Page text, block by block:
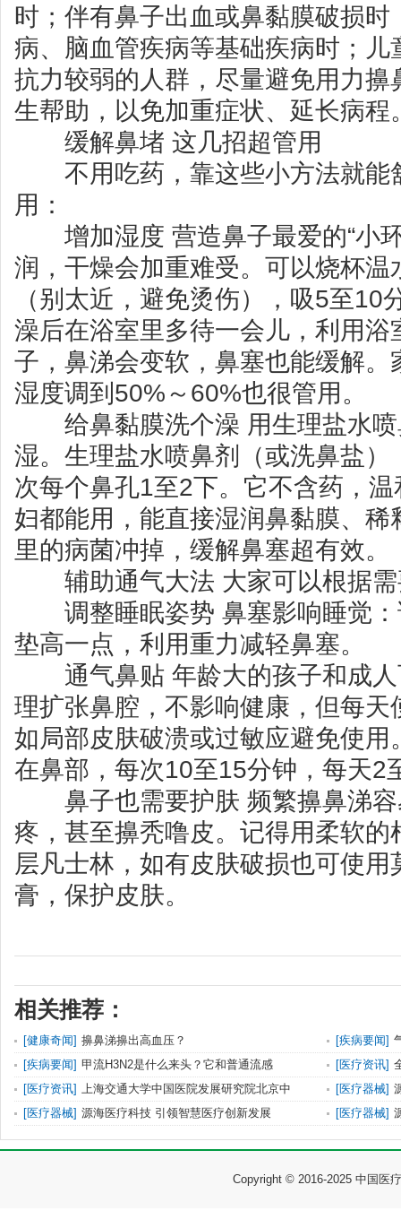
时；伴有鼻子出血或鼻黏膜破损时
病、脑血管疾病等基础疾病时；儿
抗力较弱的人群，尽量避免用力擤
生帮助，以免加重症状、延长病程
缓解鼻堵 这几招超管用
不用吃药，靠这些小方法就能
用：
增加湿度 营造鼻子最爱的“小环
润，干燥会加重难受。可以烧杯温
（别太近，避免烫伤），吸5至10
澡后在浴室里多待一会儿，利用浴
子，鼻涕会变软，鼻塞也能缓解。
湿度调到50%～60%也很管用。
给鼻黏膜洗个澡 用生理盐水喷
湿。生理盐水喷鼻剂（或洗鼻盐
次每个鼻孔1至2下。它不含药，
妇都能用，能直接湿润鼻黏膜、
里的病菌冲掉，缓解鼻塞超有效。
辅助通气大法 大家可以根据需
调整睡眠姿势 鼻塞影响睡觉：
垫高一点，利用重力减轻鼻塞。
通气鼻贴 年龄大的孩子和成人
理扩张鼻腔，不影响健康，但每
如局部皮肤破溃或过敏应避免使用
在鼻部，每次10至15分钟，每天2
鼻子也需要护肤 频繁擤鼻涕容
疼，甚至擤秃噜皮。记得用柔软的
层凡士林，如有皮肤破损也可使
膏，保护皮肤。
相关推荐：
[健康奇闻] 擤鼻涕擤出高血压？ [疾病要闻]
[疾病要闻] 甲流H3N2是什么来头？它和普通流感 [医疗资讯]
[医疗资讯] 上海交通大学中国医院发展研究院北京中 [医疗器械]
[医疗器械] 源海医疗科技 引领智慧医疗创新发展 [医疗器械]
Copyright © 2016-2025 中国医